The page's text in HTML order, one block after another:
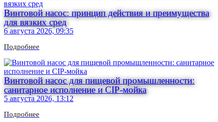
Винтовой насос: принцип действия и преимущества
для вязких сред
6 августа 2026, 09:35
Подробнее
Винтовой насос для пищевой промышленности:
санитарное исполнение и CIP-мойка
5 августа 2026, 13:12
Подробнее